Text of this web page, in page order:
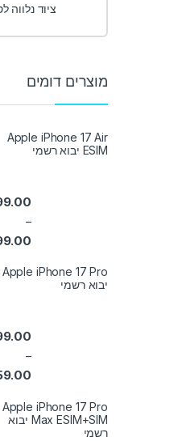
ציוד נלווה
מוצרים דומים
Apple iPhone 17 Air
ESIM יבוא רשמי
–
Apple iPhone 17 Pro
יבוא רשמי
–
Apple iPhone 17 Pro
Max ESIM+SIM יבוא
רשמי